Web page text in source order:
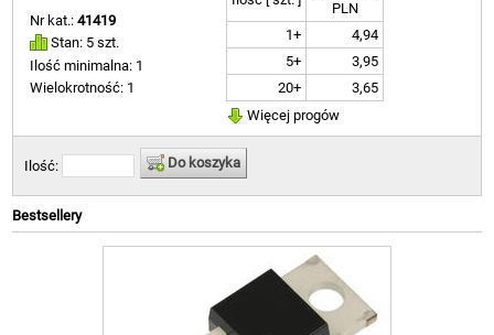
Nr kat.:41419
Stan: 5 szt.
Ilość minimalna: 1
Wielokrotność: 1
PLN
1+
4,94
5+
3,95
20+
3,65
Więcej progów
Ilość: Do koszyka
Bestsellery